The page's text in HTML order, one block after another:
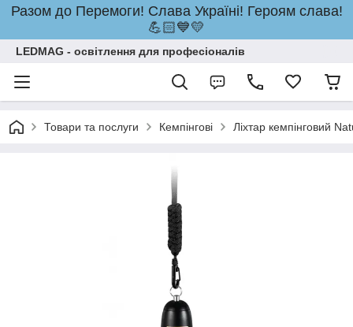
Разом до Перемоги! Слава Україні! Героям слава!
💪🏻💙💛
LEDMAG - освітлення для професіоналів
Товари та послуги Кемпінгові Ліхтар кемпінговий